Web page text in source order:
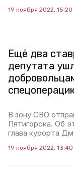
19 ноября 2022, 15:20
Ещё два
депутата
В зону СВО
Пятигорска. Об
глава курорта
19 ноября 2022, 13:40